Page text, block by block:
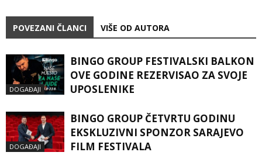
POVEZANI ČLANCI VIŠE OD AUTORA
DOGAĐAJI
BINGO GROUP FESTIVALSKI BALKON
OVE GODINE REZERVISAO ZA SVOJE
UPOSLENIKE
DOGAĐAJI
BINGO GROUP ČETVRTU GODINU
EKSKLUZIVNI SPONZOR SARAJEVO
FILM FESTIVALA